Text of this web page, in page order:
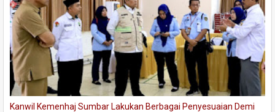
Kanwil Kemenhaj Sumbar Lakukan Berbagai Penyesuaian Demi